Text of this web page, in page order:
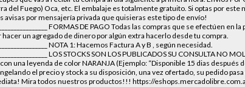
del Fuego) Oca, etc. El embalaje es totalmente gratuito. Si optas por
por mensajería privada que quisieras este tipo de envío!
FORMAS DE PAGO Todas las compras que se
un agregado de dinero por algún extra hacerlo desde tu compra.
NOTA 1: Hacemos Factura A y B , según necesidad.
LOS STOCKS SON LOS PUBLICADOS SU CONSULTA NO
con una leyenda de color NARANJA (Ejemplo: “Disponible 15 dias
el precio y stock a su disposición, una vez ofertado, su pedido
Mira todos nuestros productos!!! https://